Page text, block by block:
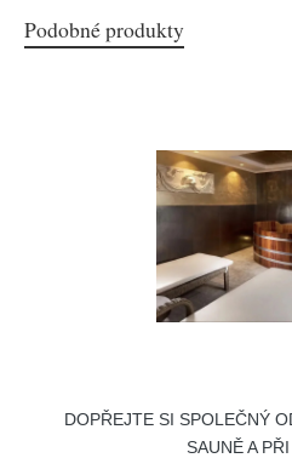
Podobné produkty
DOPŘEJTE SI SPOLEČNÝ
SAUNĚ A